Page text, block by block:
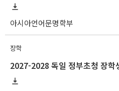
아시아언어문명학부
장학
2027-2028 독일 정부초청 장학